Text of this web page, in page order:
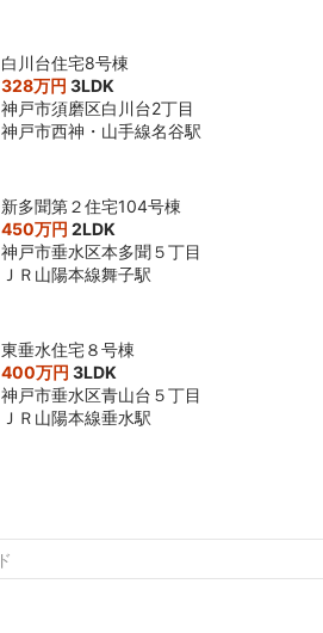
白川台住宅8号棟
328万円 3LDK
神戸市須磨区白川台2丁目
神戸市西神・山手線名谷駅
新多聞第２住宅104号棟
450万円 2LDK
神戸市垂水区本多聞５丁目
ＪＲ山陽本線舞子駅
東垂水住宅８号棟
400万円 3LDK
神戸市垂水区青山台５丁目
ＪＲ山陽本線垂水駅